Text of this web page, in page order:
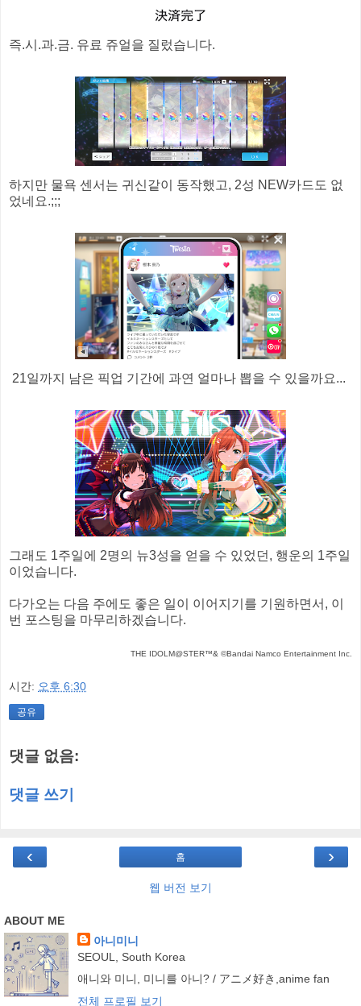
즉.시.과.금. 유료 쥬얼을 질렀습니다.
하지만 물욕 센서는 귀신같이 동작했고, 2성 NEW카드도 없
었네요.;;;
21일까지 남은 픽업 기간에 과연 얼마나 뽑을 수 있을까요...
그래도 1주일에 2명의 뉴3성을 얻을 수 있었던, 행운의 1주일
이었습니다.
다가오는 다음 주에도 좋은 일이 이어지기를 기원하면서, 이
번 포스팅을 마무리하겠습니다.
THE IDOLM@STER™& ©Bandai Namco Entertainment Inc.
시간: 오후 6:30
공유
댓글 없음:
댓글 쓰기
‹ ›
홈
웹 버전 보기
ABOUT ME
아니미니
SEOUL, South Korea
애니와 미니, 미니를 아니? / アニメ好き,anime fan
전체 프로필 보기